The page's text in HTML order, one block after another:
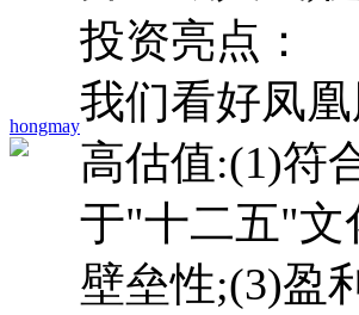
hongmay
投资亮点：
我们看好凤
高估值:(1)符
于"十二五"文
壁垒性;(3)盈